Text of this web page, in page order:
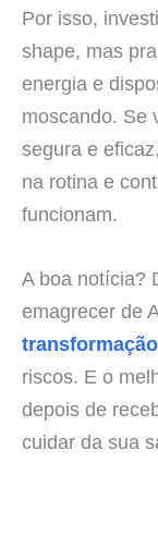
Por isso,
shape, mas
energia e
moscando. Se
segura e
na rotina e
funcionam.
A boa notícia?
emagrecer de
transformação
riscos. E o
depois de
cuidar da sua